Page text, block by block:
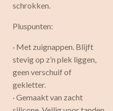
schrokken.
Pluspunten:
· Met zuignappen. Blijft
stevig op z’n plek liggen,
geen verschuif of
gekletter.
· Gemaakt van zacht